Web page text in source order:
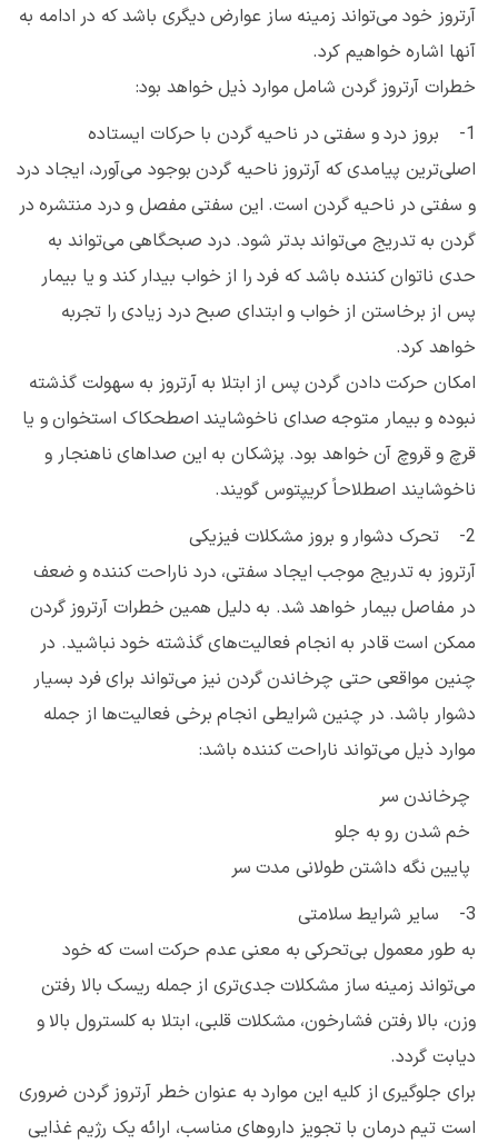
آرتروز خود می‌تواند زمینه ساز عوارض دیگری باشد که در ادامه به
آنها اشاره خواهیم کرد.
خطرات آرتروز گردن شامل موارد ذیل خواهد بود:
1- بروز درد و سفتی در ناحیه گردن با حرکات ایستاده
اصلی‌ترین پیامدی که آرتروز ناحیه گردن بوجود می‌آورد، ایجاد درد
و سفتی در ناحیه گردن است. این سفتی مفصل و درد منتشره در
گردن به تدریج می‌تواند بدتر شود. درد صبحگاهی می‌تواند به
حدی ناتوان کننده باشد که فرد را از خواب بیدار کند و یا بیمار
پس از برخاستن از خواب و ابتدای صبح درد زیادی را تجربه
خواهد کرد.
امکان حرکت دادن گردن پس از ابتلا به آرتروز به سهولت گذشته
نبوده و بیمار متوجه صدای ناخوشایند اصطحکاک استخوان و یا
قرچ و قروچ آن خواهد بود. پزشکان به این صداهای ناهنجار و
ناخوشایند اصطلاحاً کریپتوس گویند.
2- تحرک دشوار و بروز مشکلات فیزیکی
آرتروز به تدریج موجب ایجاد سفتی، درد ناراحت کننده و ضعف
در مفاصل بیمار خواهد شد. به دلیل همین خطرات آرتروز گردن
ممکن است قادر به انجام فعالیت‌های گذشته خود نباشید. در
چنین مواقعی حتی چرخاندن گردن نیز می‌تواند برای فرد بسیار
دشوار باشد. در چنین شرایطی انجام برخی فعالیت‌ها از جمله
موارد ذیل می‌تواند ناراحت کننده باشد:
چرخاندن سر
خم شدن رو به جلو
پایین نگه داشتن طولانی مدت سر
3- سایر شرایط سلامتی
به طور معمول بی‌تحرکی به معنی عدم حرکت است که خود
می‌تواند زمینه ساز مشکلات جدی‌تری از جمله ریسک بالا رفتن
وزن، بالا رفتن فشارخون، مشکلات قلبی، ابتلا به کلسترول بالا و
دیابت گردد.
برای جلوگیری از کلیه این موارد به عنوان خطر آرتروز گردن ضروری
است تیم درمان با تجویز داروهای مناسب، ارائه یک رژیم غذایی